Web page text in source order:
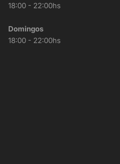
18:00 - 22:00hs
Domingos
18:00 - 22:00hs